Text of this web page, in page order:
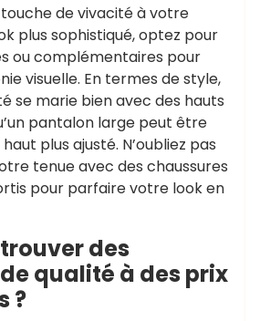
de vivacité à votre
plus sophistiqué, optez pour
ou complémentaires pour
visuelle. En termes de style,
se marie bien avec des hauts
pantalon large peut être
plus ajusté. N’oubliez pas
tenue avec des chaussures
pour parfaire votre look en
des
qualité à des prix
?